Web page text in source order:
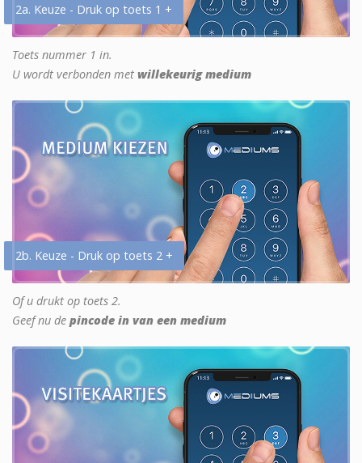
2a. Keuze - Druk op toets 1 +
Toets nummer 1 in.
U wordt verbonden met willekeurig medium
2b. Keuze - Druk op toets 2 +
Of u drukt op toets 2.
Geef nu de pincode in van een medium